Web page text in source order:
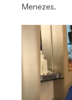
Menezes.